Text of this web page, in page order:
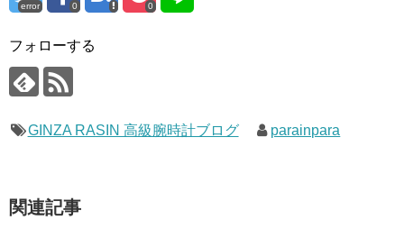
error 0 0
フォローする
GINZA RASIN 高級腕時計ブログ parainpara
関連記事